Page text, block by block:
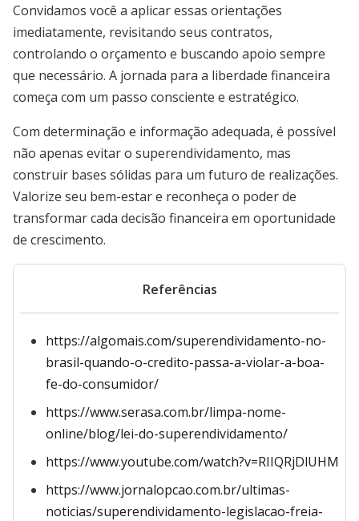
Convidamos você a aplicar essas orientações
imediatamente, revisitando seus contratos,
controlando o orçamento e buscando apoio sempre
que necessário. A jornada para a liberdade financeira
começa com um passo consciente e estratégico.
Com determinação e informação adequada, é possível
não apenas evitar o superendividamento, mas
construir bases sólidas para um futuro de realizações.
Valorize seu bem-estar e reconheça o poder de
transformar cada decisão financeira em oportunidade
de crescimento.
Referências
https://algomais.com/superendividamento-no-
brasil-quando-o-credito-passa-a-violar-a-boa-
fe-do-consumidor/
https://www.serasa.com.br/limpa-nome-
online/blog/lei-do-superendividamento/
https://www.youtube.com/watch?v=RIIQRjDlUHM
https://www.jornalopcao.com.br/ultimas-
noticias/superendividamento-legislacao-freia-